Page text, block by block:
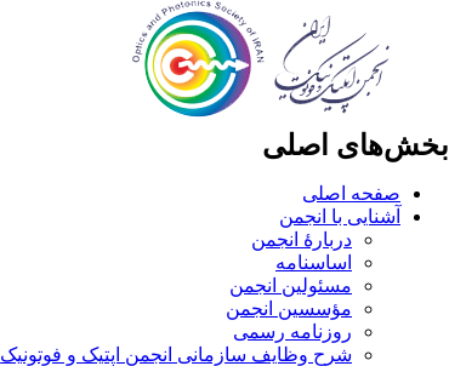
بخش‌های اصلی
صفحه اصلی
آشنایی با انجمن
دربارۀ انجمن
اساسنامه
مسئولین انجمن
مؤسسین انجمن
روزنامه رسمی
شرح وظایف سازمانی انجمن اپتیک و فوتونیک